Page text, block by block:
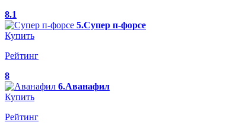
8.1
5.Супер п-форсе
Купить
Рейтинг
8
6.Аванафил
Купить
Рейтинг